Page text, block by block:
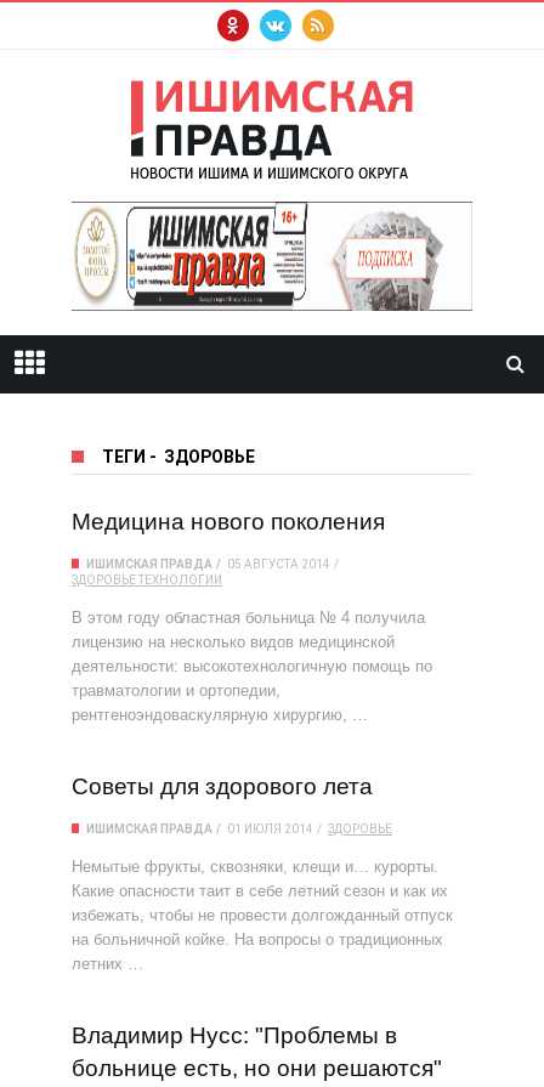
ТЕГИ - ЗДОРОВЬЕ
Медицина нового поколения
ИШИМСКАЯ ПРАВДА
05 АВГУСТА 2014
ЗДОРОВЬЕТЕХНОЛОГИИ
В этом году областная больница № 4 получила
лицензию на несколько видов медицинской
деятельности: высокотехнологичную помощь по
травматологии и ортопедии,
рентгеноэндоваскулярную хирургию, …
Советы для здорового лета
ИШИМСКАЯ ПРАВДА 01 ИЮЛЯ 2014 ЗДОРОВЬЕ
Немытые фрукты, сквозняки, клещи и… курорты.
Какие опасности таит в себе летний сезон и как их
избежать, чтобы не провести долгожданный отпуск
на больничной койке. На вопросы о традиционных
летних …
Владимир Нусс: "Проблемы в
больнице есть, но они решаются"